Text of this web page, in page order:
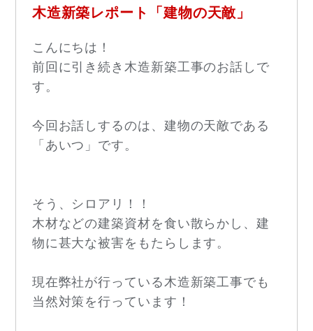
木造新築レポート「建物の天敵」
こんにちは！
前回に引き続き木造新築工事のお話しで
す。
今回お話しするのは、建物の天敵である
「あいつ」です。
そう、シロアリ！！
木材などの建築資材を食い散らかし、建
物に甚大な被害をもたらします。
現在弊社が行っている木造新築工事でも
当然対策を行っています！